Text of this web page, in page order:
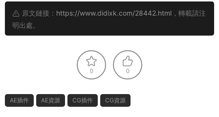
原文鏈接： https://www.didixk.com/28442.html ，轉載請注
明出處。
0 0
AE插件 AE資源 CG插件 CG資源